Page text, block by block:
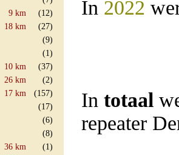
9 km
(12)
18 km
(27)
(9)
(1)
10 km
(37)
26 km
(2)
17 km
(157)
(17)
(6)
(8)
36 km
(1)
In 2022
In totaal
repeater